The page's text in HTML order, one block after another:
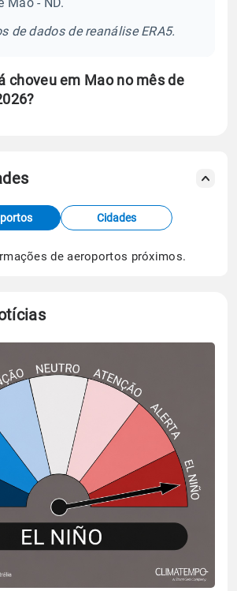
Mao - ND.
de dados de reanálise ERA5.
choveu em Mao no mês de
de estações
e satélite do Centro de Previsão
Climáticos (CPTEC).
Cidades
de aeroportos próximos.